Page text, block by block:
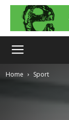
Home Sport